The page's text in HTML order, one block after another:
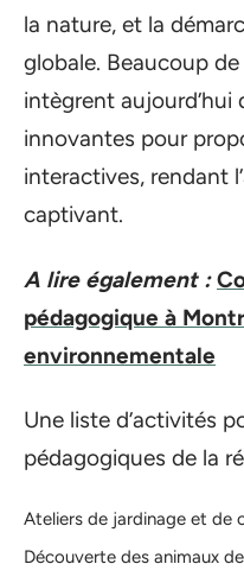
la nature, et la
globale. Beaucoup
intègrent aujourd’hui
innovantes pour
interactives, rendant
captivant.
A lire également :
pédagogique à
environnementale
Une liste d’activités
pédagogiques de la
Ateliers de jardinage et de
Découverte des animaux